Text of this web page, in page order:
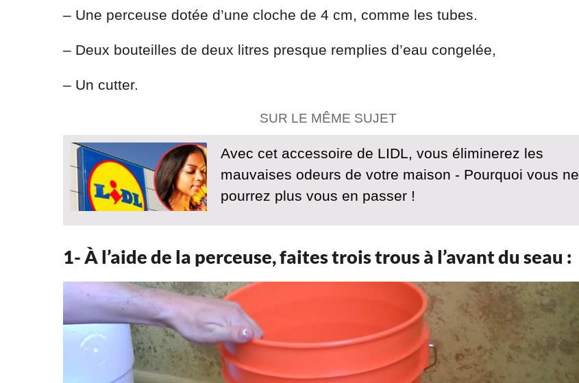
– Une perceuse dotée d’une cloche de 4 cm, comme les tubes.
– Deux bouteilles de deux litres presque remplies d’eau congelée,
– Un cutter.
SUR LE MÊME SUJET
Avec cet accessoire de LIDL, vous éliminerez les
mauvaises odeurs de votre maison - Pourquoi vous ne
pourrez plus vous en passer !
1- À l’aide de la perceuse, faites trois trous à l’avant du seau :